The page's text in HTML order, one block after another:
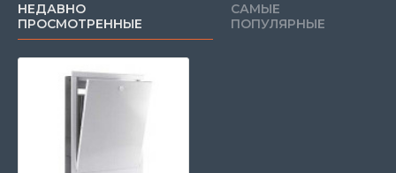
НЕДАВНО
ПРОСМОТРЕННЫЕ
САМЫЕ
ПОПУЛЯРНЫЕ